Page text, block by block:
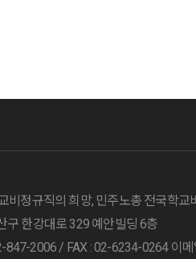
비정규직의 희망, 민주노총 전국학교
구 한강대로 329 예안빌딩 6층
847-2006 / FAX : 02-6234-0264 이